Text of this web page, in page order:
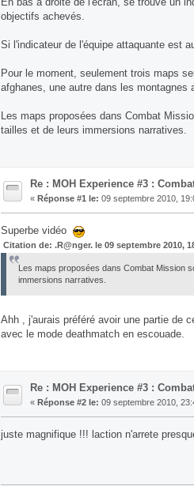
objectifs achevés.
Si l'indicateur de l'équipe attaquante est
Pour le moment, seulement trois maps
afghanes, une autre dans les montagnes
Les maps proposées dans Combat
tailles et de leurs immersions narratives.
Re : MOH Experience #3 :
« Réponse #1 le: 09 septembre 2010,
Superbe vidéo
Citation de: .R@nger. le 09 septembre 2010,
Les maps proposées dans Combat Mission
immersions narratives.
Ahh , j'aurais préféré avoir une partie de
avec le mode deathmatch en escouade.
Re : MOH Experience #3 :
« Réponse #2 le: 09 septembre 2010,
juste magnifique !!! laction n'arrete